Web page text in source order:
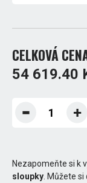
CELKOVÁ
54 619.40
Nezapomeňte si k
sloupky . Můžete